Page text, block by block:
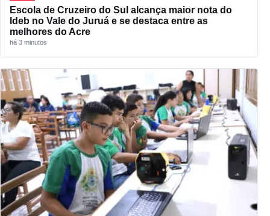
Escola de Cruzeiro do Sul alcança maior nota do
Ideb no Vale do Juruá e se destaca entre as
melhores do Acre
há 3 minutos